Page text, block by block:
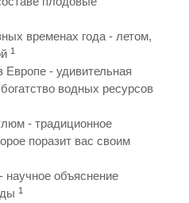
временах года - летом,
1
Европе - удивительная
водных ресурсов
- традиционное
поразит вас своим
научное объяснение
1